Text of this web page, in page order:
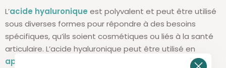
L’acide hyaluronique est polyvalent et peut être utilisé
sous diverses formes pour répondre à des besoins
spécifiques, qu’ils soient cosmétiques ou liés à la santé
articulaire. L’acide hyaluronique peut être utilisé en
application locale